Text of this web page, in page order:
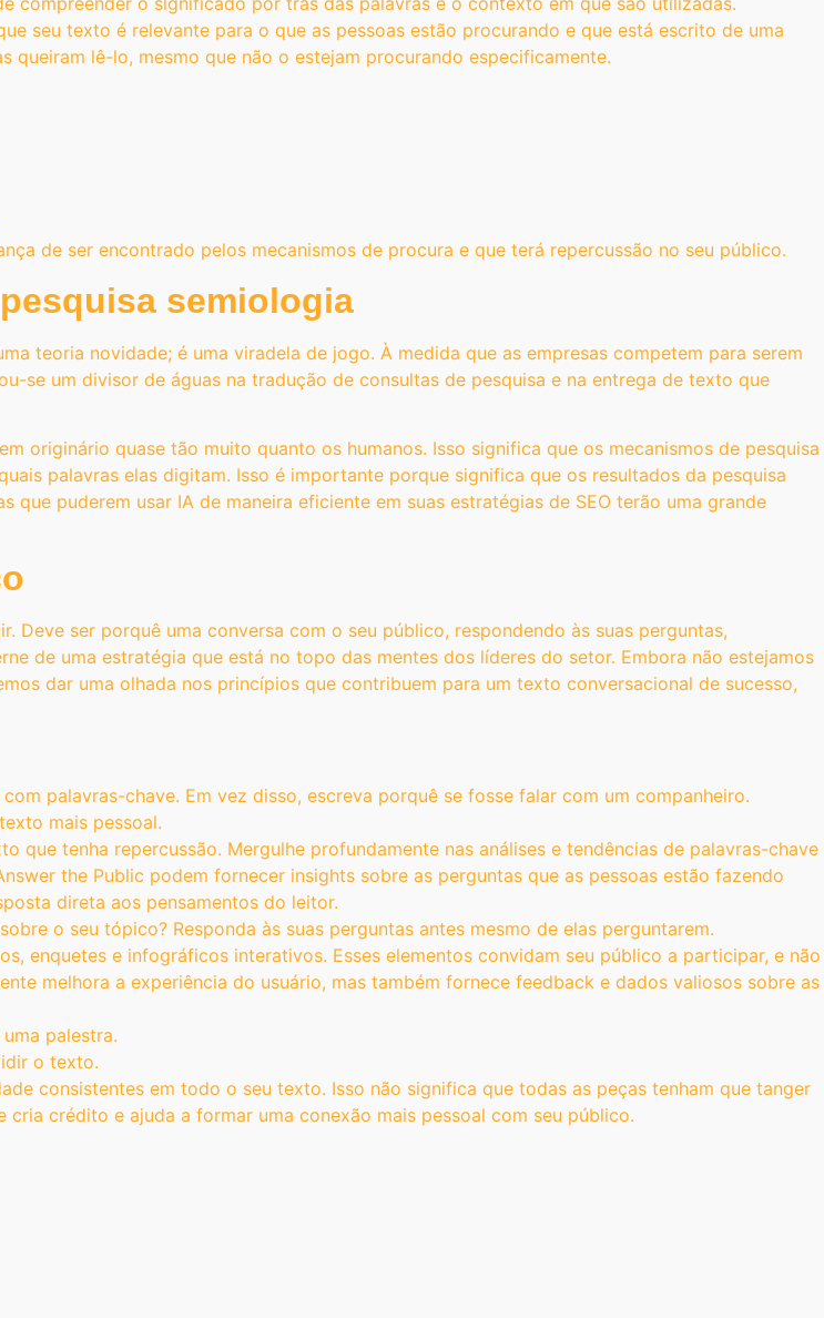
seu texto é relevante para o que as pessoas estão procurando e que está escrito de uma
lê-lo, mesmo que não o estejam procurando especificamente.
de ser encontrado pelos mecanismos de procura e que terá repercussão no seu público.
semiologia
teoria novidade; é uma viradela de jogo. À medida que as empresas competem para serem
se um divisor de águas na tradução de consultas de pesquisa e na entrega de texto que
originário quase tão muito quanto os humanos. Isso significa que os mecanismos de pesquisa
palavras elas digitam. Isso é importante porque significa que os resultados da pesquisa
puderem usar IA de maneira eficiente em suas estratégias de SEO terão uma grande
ser porquê uma conversa com o seu público, respondendo às suas perguntas,
de uma estratégia que está no topo das mentes dos líderes do setor. Embora não estejamos
dar uma olhada nos princípios que contribuem para um texto conversacional de sucesso,
palavras-chave. Em vez disso, escreva porquê se fosse falar com um companheiro.
mais pessoal.
que tenha repercussão. Mergulhe profundamente nas análises e tendências de palavras-chave
the Public podem fornecer insights sobre as perguntas que as pessoas estão fazendo
direta aos pensamentos do leitor.
o seu tópico? Responda às suas perguntas antes mesmo de elas perguntarem.
enquetes e infográficos interativos. Esses elementos convidam seu público a participar, e não
melhora a experiência do usuário, mas também fornece feedback e dados valiosos sobre as
palestra.
o texto.
consistentes em todo o seu texto. Isso não significa que todas as peças tenham que tanger
crédito e ajuda a formar uma conexão mais pessoal com seu público.